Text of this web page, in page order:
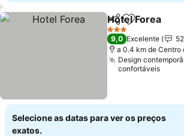
PartilharAdicionar
Hotel Forea
3 Estrelas
9,0 Excelente
a 0.4 km de Centro
Design
confortáveis
Selecione as datas para ver os preços
exatos.